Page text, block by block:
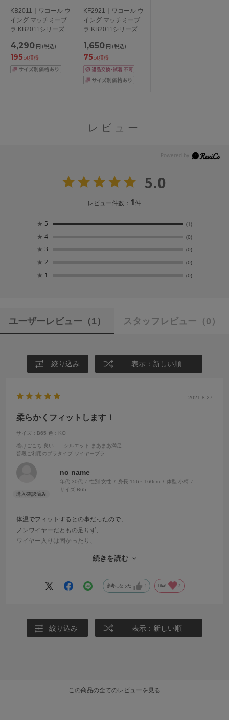
KB2011｜ワコール ウ
イング マッチミーブ
ラ KB2011シリーズ ブ
ABCDEFカップ アン
ダー
65/70/75/80/85cm
4,290 円 (税込)
195pt獲得
KF2921｜ワコール ウ
イング マッチミーブ
ラ KB2011シリーズ ス
M/L/LL
1,650 円 (税込)
75pt獲得
レビュー
5.0
レビュー件数： 1件
★ 5 (1)
★ 4 (0)
★ 3 (0)
★ 2 (0)
★ 1 (0)
ユーザーレビュー （1） スタッフレビュー （0）
絞り込み 表示：新しい順
2021.8.27
柔らかくフィットします！
サイズ：B65 色：KO
着けごこち:良い シルエット :まあまあ満足
普段ご利用のブラタイプ :ワイヤーブラ
no name
年代:30代 性別:女性 身長:156～160cm 体型:小柄
サイズ:B65
体温でフィットするとの事だったので、
ノンワイヤーだともの足りず、
ワイヤー入りは固かったり、
一日中、痛くなる事もぶかぶかになることもなく、つけ心地がとても
続きを読む
参考になった Like! 2
絞り込み 表示：新しい順
この商品の全てのレビューを見る